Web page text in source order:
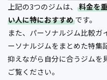
上記の3つのジムは、
料金を
い人に特におすすめです。
また、パーソナルジム比較
ーソナルジムをまとめた特集
抑えながら自分に合うジムを
ご覧ください。